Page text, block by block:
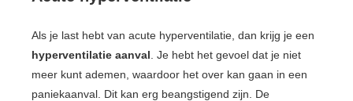
Als je last hebt van acute hyperventilatie, dan krijg je een
hyperventilatie aanval . Je hebt het gevoel dat je niet
meer kunt ademen, waardoor het over kan gaan in een
paniekaanval. Dit kan erg beangstigend zijn. De